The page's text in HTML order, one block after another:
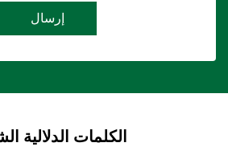
إرسال
الكلمات الدلالية